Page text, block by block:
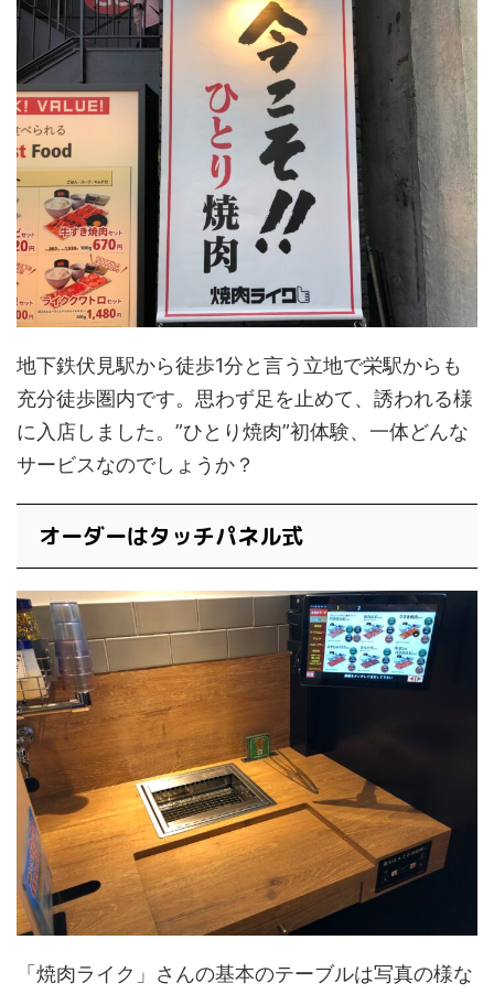
地下鉄伏見駅から徒歩1分と言う立地で栄駅からも
充分徒歩圏内です。思わず足を止めて、誘われる様
に入店しました。”ひとり焼肉”初体験、一体どんな
サービスなのでしょうか？
オーダーはタッチパネル式
「焼肉ライク」さんの基本のテーブルは写真の様な